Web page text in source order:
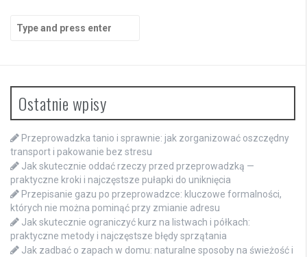
for:
Ostatnie wpisy
Przeprowadzka tanio i sprawnie: jak zorganizować oszczędny
transport i pakowanie bez stresu
Jak skutecznie oddać rzeczy przed przeprowadzką —
praktyczne kroki i najczęstsze pułapki do uniknięcia
Przepisanie gazu po przeprowadzce: kluczowe formalności,
których nie można pominąć przy zmianie adresu
Jak skutecznie ograniczyć kurz na listwach i półkach:
praktyczne metody i najczęstsze błędy sprzątania
Jak zadbać o zapach w domu: naturalne sposoby na świeżość i